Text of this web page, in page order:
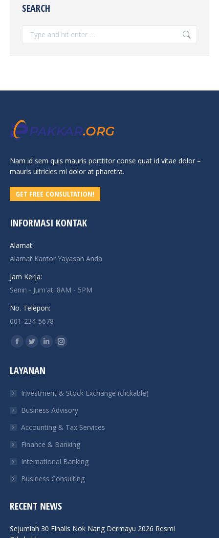
SEARCH
Search:
Nam id sem quis mauris porttitor conse quat id vitae dolor –
mauris ultricies mi dolor at pharetra.
GET FREE CONSULTATION!
INFORMASI KONTAK
Alamat:
Alamat Kantor Yayasan Anda
Jam Kerja:
Senin - Jum'at: 8AM - 5PM
No. Telepon:
001-234-5678
Find us on:
Facebook
opens
new
window
Twitter
opens
new
window
Linkedin
new
window
Instagram
new
window
LAYANAN
Investment & Stock Exchange (clickable)
Business Advisory
Accounting & Tax Services
Finance & Banking
International Banking
Business Consulting
RECENT NEWS
Sejumlah 30 Finalis Nok Nang Dermayu 2026 Resmi